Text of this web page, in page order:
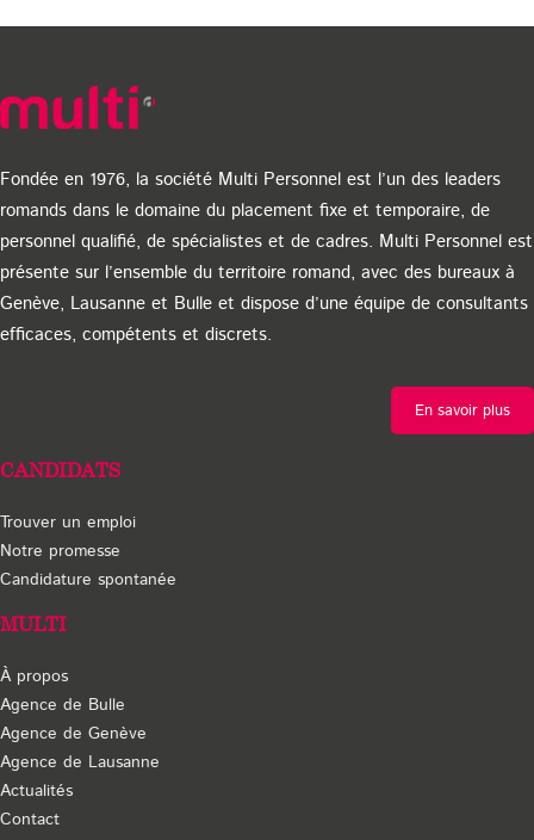
Fondée en 1976, la société Multi Personnel est l’un des leaders
romands dans le domaine du placement fixe et temporaire, de
personnel qualifié, de spécialistes et de cadres. Multi Personnel est
présente sur l’ensemble du territoire romand, avec des bureaux à
Genève, Lausanne et Bulle et dispose d’une équipe de consultants
efficaces, compétents et discrets.
En savoir plus
CANDIDATS
Trouver un emploi
Notre promesse
Candidature spontanée
MULTI
À propos
Agence de Bulle
Agence de Genève
Agence de Lausanne
Actualités
Contact